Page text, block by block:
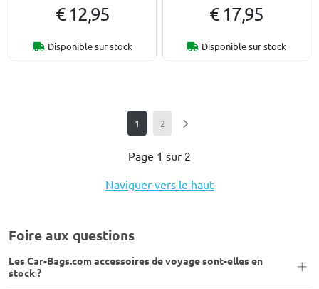
€ 12,95
Disponible sur stock
€ 17,95
Disponible sur stock
1 2
Page 1 sur 2
Naviguer vers le haut
Foire aux questions
Les Car-Bags.com accessoires de voyage sont-elles en
stock ?